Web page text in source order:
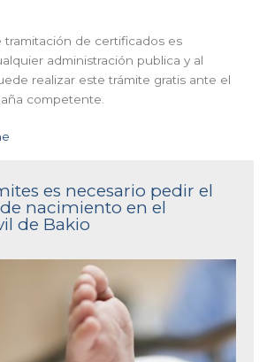
tramitación de certificados es
administración publica y al
realizar este trámite gratis ante el
competente.
es necesario pedir el
nacimiento en el
de Bakio